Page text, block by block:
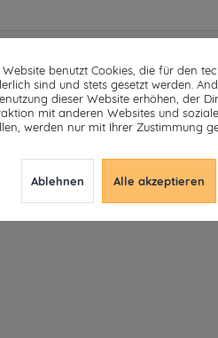
Website benutzt Cookies, die für den
sind und stets gesetzt werden.
dieser Website erhöhen, der
mit anderen Websites und
werden nur mit Ihrer Zustimmung
Ablehnen Alle akzeptieren